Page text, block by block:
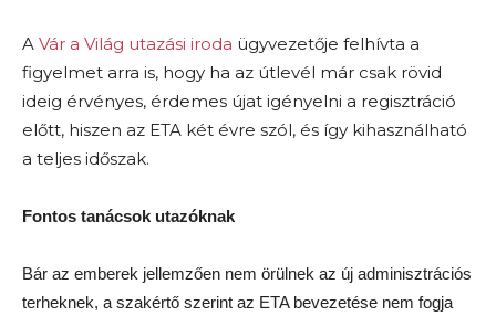
A Vár a Világ utazási iroda ügyvezetője felhívta a
figyelmet arra is, hogy ha az útlevél már csak rövid
ideig érvényes, érdemes újat igényelni a regisztráció
előtt, hiszen az ETA két évre szól, és így kihasználható
a teljes időszak.
Fontos tanácsok utazóknak
Bár az emberek jellemzően nem örülnek az új adminisztrációs
terheknek, a szakértő szerint az ETA bevezetése nem fogja